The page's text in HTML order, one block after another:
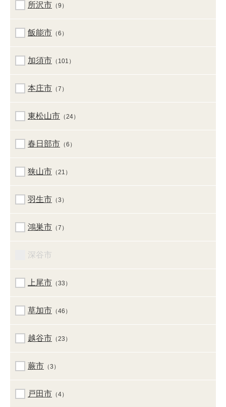
所沢市 （9）
飯能市 （6）
加須市 （101）
本庄市 （7）
東松山市 （24）
春日部市 （6）
狭山市 （21）
羽生市 （3）
鴻巣市 （7）
深谷市
上尾市 （33）
草加市 （46）
越谷市 （23）
蕨市 （3）
戸田市 （4）